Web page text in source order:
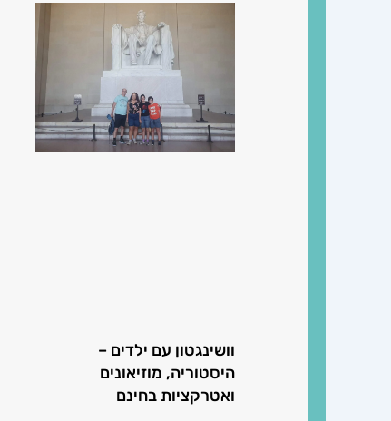
וושינגטון עם ילדים –
היסטוריה, מוזיאונים
ואטרקציות בחינם